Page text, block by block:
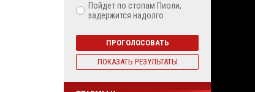
Пойдет по стопам Пиоли,
задержится надолго
ПРОГОЛОСОВАТЬ
ПОКАЗАТЬ РЕЗУЛЬТАТЫ